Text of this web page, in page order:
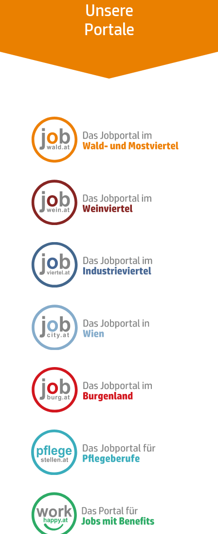
Unsere
Portale